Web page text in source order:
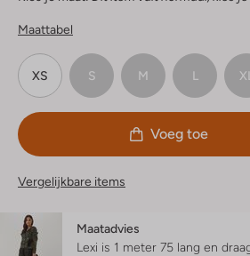
Maattabel
XS S M L XL
Voeg toe
Vergelijkbare items
Maatadvies
Lexi is 1 meter 75 lang en